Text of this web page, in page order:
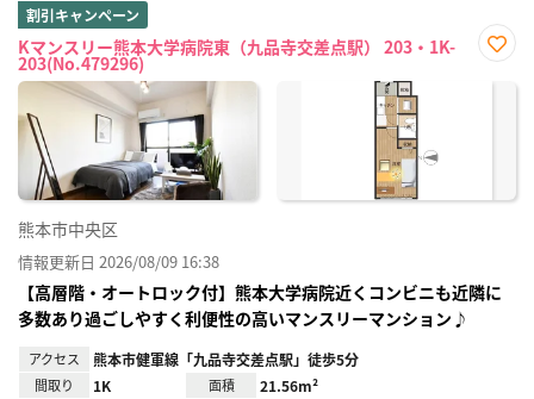
割引キャンペーン
Kマンスリー熊本大学病院東（九品寺交差点駅） 203・1K-
203(No.479296)
に入
熊本市中央区
情報更新日 2026/08/09 16:38
【高層階・オートロック付】熊本大学病院近くコンビニも近隣に
多数あり過ごしやすく利便性の高いマンスリーマンション♪
アクセス 熊本市健軍線「九品寺交差点駅」徒歩5分
間取り 1K 面積 21.56m²